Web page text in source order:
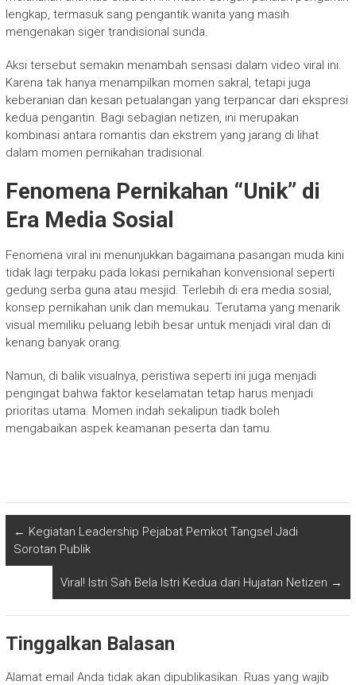
lengkap, termasuk sang pengantik wanita yang masih
mengenakan siger trandisional sunda.
Aksi tersebut semakin menambah sensasi dalam video viral ini.
Karena tak hanya menampilkan momen sakral, tetapi juga
keberanian dan kesan petualangan yang terpancar dari ekspresi
kedua pengantin. Bagi sebagian netizen, ini merupakan
kombinasi antara romantis dan ekstrem yang jarang di lihat
dalam momen pernikahan tradisional.
Fenomena Pernikahan “Unik” di
Era Media Sosial
Fenomena viral ini menunjukkan bagaimana pasangan muda kini
tidak lagi terpaku pada lokasi pernikahan konvensional seperti
gedung serba guna atau mesjid. Terlebih di era media sosial,
konsep pernikahan unik dan memukau. Terutama yang menarik
visual memiliku peluang lebih besar untuk menjadi viral dan di
kenang banyak orang.
Namun, di balik visualnya, peristiwa seperti ini juga menjadi
pengingat bahwa faktor keselamatan tetap harus menjadi
prioritas utama. Momen indah sekalipun tiadk boleh
mengabaikan aspek keamanan peserta dan tamu.
← Kegiatan Leadership Pejabat Pemkot Tangsel Jadi
Sorotan Publik
Viral! Istri Sah Bela Istri Kedua dari Hujatan Netizen →
Tinggalkan Balasan
Alamat email Anda tidak akan dipublikasikan. Ruas yang wajib